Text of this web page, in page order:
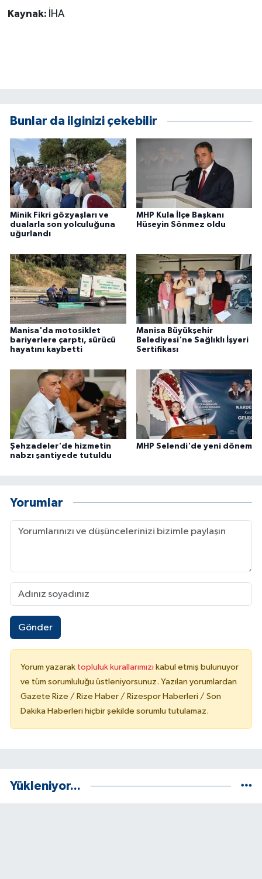
Kaynak: İHA
Bunlar da ilginizi çekebilir
Minik Fikri gözyaşları ve
dualarla son yolculuğuna
uğurlandı
MHP Kula İlçe Başkanı
Hüseyin Sönmez oldu
Manisa'da motosiklet
bariyerlere çarptı, sürücü
hayatını kaybetti
Manisa Büyükşehir
Belediyesi'ne Sağlıklı İşyeri
Sertifikası
Şehzadeler'de hizmetin
nabzı şantiyede tutuldu
MHP Selendi'de yeni dönem
Yorumlar
Gönder
Yorum yazarak topluluk kurallarımızı kabul etmiş bulunuyor
ve tüm sorumluluğu üstleniyorsunuz. Yazılan yorumlardan
Gazete Rize / Rize Haber / Rizespor Haberleri / Son
Dakika Haberleri hiçbir şekilde sorumlu tutulamaz.
Yükleniyor...